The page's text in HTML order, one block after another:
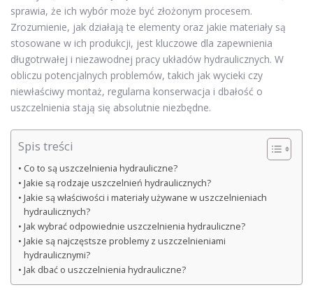
sprawia, że ich wybór może być złożonym procesem.
Zrozumienie, jak działają te elementy oraz jakie materiały są
stosowane w ich produkcji, jest kluczowe dla zapewnienia
długotrwałej i niezawodnej pracy układów hydraulicznych. W
obliczu potencjalnych problemów, takich jak wycieki czy
niewłaściwy montaż, regularna konserwacja i dbałość o
uszczelnienia stają się absolutnie niezbędne.
Spis treści
Co to są uszczelnienia hydrauliczne?
Jakie są rodzaje uszczelnień hydraulicznych?
Jakie są właściwości i materiały używane w uszczelnieniach
hydraulicznych?
Jak wybrać odpowiednie uszczelnienia hydrauliczne?
Jakie są najczęstsze problemy z uszczelnieniami
hydraulicznymi?
Jak dbać o uszczelnienia hydrauliczne?